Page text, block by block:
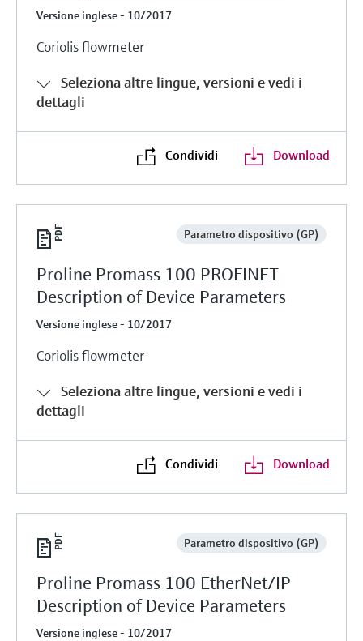
Versione inglese - 10/2017
Coriolis flowmeter
Seleziona altre lingue, versioni e vedi i
dettagli
Condividi Download
Parametro dispositivo (GP)
Proline Promass 100 PROFINET
Description of Device Parameters
Versione inglese - 10/2017
Coriolis flowmeter
Seleziona altre lingue, versioni e vedi i
dettagli
Condividi Download
Parametro dispositivo (GP)
Proline Promass 100 EtherNet/IP
Description of Device Parameters
Versione inglese - 10/2017